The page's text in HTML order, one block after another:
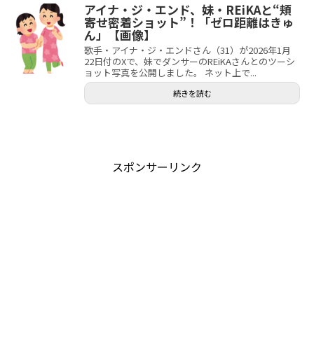
アイナ・ジ・エンド、妹・REiKAと“頬
寄せ密着ショット”！「ゼロ距離はきゅ
ん」【画像】
歌手・アイナ・ジ・エンドさん（31）が2026年1月
22日付のXで、妹でダンサーのREiKAさんとのツーシ
ョット写真を公開しました。 ネット上で...
続きを読む
スポンサーリンク